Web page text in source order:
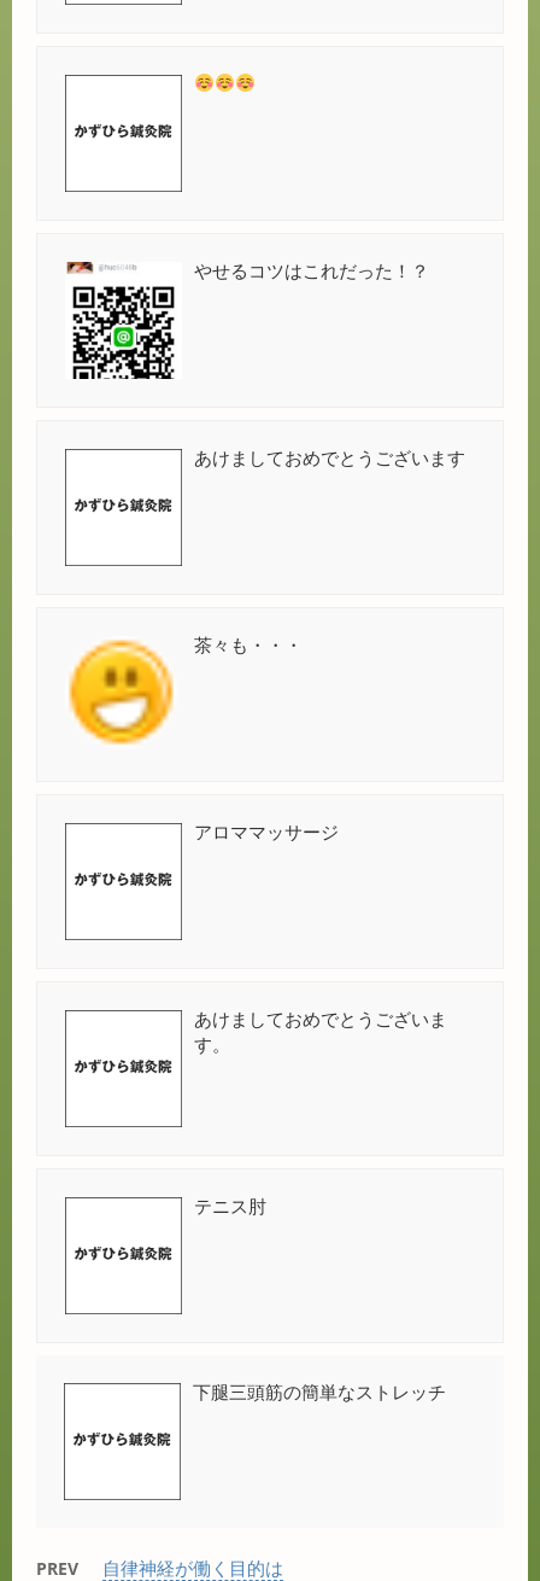
やせるコツはこれだった！？
あけましておめでとうございます
茶々も・・・
アロママッサージ
あけましておめでとうございま
す。
テニス肘
下腿三頭筋の簡単なストレッチ
PREV 自律神経が働く目的は